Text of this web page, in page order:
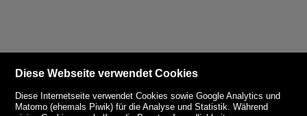
Diese Webseite verwendet Cookies
Diese Internetseite verwendet Cookies sowie Google Analytics und
Matomo (ehemals Piwik) für die Analyse und Statistik. Während